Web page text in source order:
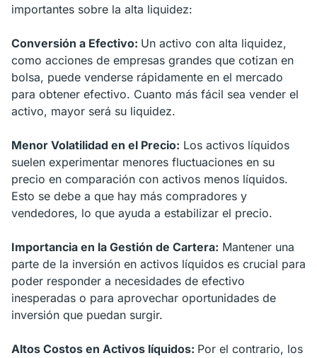
importantes sobre la alta liquidez:
Conversión a Efectivo: Un activo con alta liquidez,
como acciones de empresas grandes que cotizan en
bolsa, puede venderse rápidamente en el mercado
para obtener efectivo. Cuanto más fácil sea vender el
activo, mayor será su liquidez.
Menor Volatilidad en el Precio: Los activos líquidos
suelen experimentar menores fluctuaciones en su
precio en comparación con activos menos líquidos.
Esto se debe a que hay más compradores y
vendedores, lo que ayuda a estabilizar el precio.
Importancia en la Gestión de Cartera: Mantener una
parte de la inversión en activos líquidos es crucial para
poder responder a necesidades de efectivo
inesperadas o para aprovechar oportunidades de
inversión que puedan surgir.
Altos Costos en Activos líquidos: Por el contrario, los